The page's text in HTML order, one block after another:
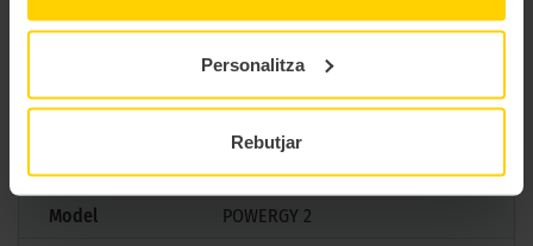
Personalitza
Rebutjar
conductors exigents que busquen qualitat i tranquil·litat en cada viatge,
CARACTERÍSTIQUES TÈCNIQUES
Marca
Pirelli
Model
POWERGY 2